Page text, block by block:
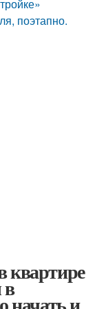
поэтапно.
квартире